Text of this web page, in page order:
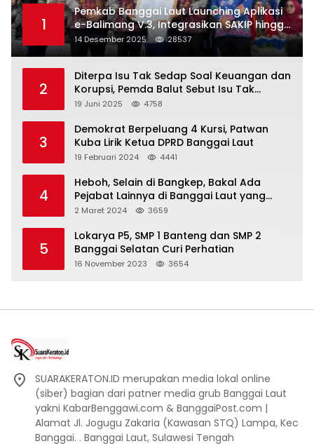
1
Pemkab Banggai Laut Launching Aplikasi
e-Balimang V.3, Integrasikan SAKIP hingga
Satu Data Layanan Publik
14 Desember 2025 28537
2
Diterpa Isu Tak Sedap Soal Keuangan dan
Korupsi, Pemda Balut Sebut Isu Tak
Berdasar
19 Juni 2025 4758
3
Demokrat Berpeluang 4 Kursi, Patwan
Kuba Lirik Ketua DPRD Banggai Laut
19 Februari 2024 4441
4
Heboh, Selain di Bangkep, Bakal Ada
Pejabat Lainnya di Banggai Laut yang
Bakal di Ciduk, Bagini Kata Kapolres!
2 Maret 2024 3659
5
Lokarya P5, SMP 1 Banteng dan SMP 2
Banggai Selatan Curi Perhatian
16 November 2023 3654
SUARAKERATON.ID merupakan media lokal online
(siber) bagian dari patner media grub Banggai Laut
yakni KabarBenggawi.com & BanggaiPost.com |
Alamat Jl. Jogugu Zakaria (Kawasan STQ) Lampa, Kec
Banggai. . Banggai Laut, Sulawesi Tengah